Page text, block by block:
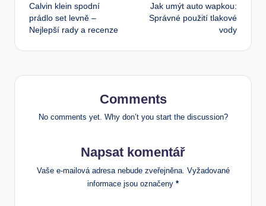
navigation
Calvin klein spodní
prádlo set levně –
Nejlepší rady a recenze
Jak umýt auto wapkou:
Správné použití tlakové
vody
Comments
No comments yet. Why don’t you start the discussion?
Napsat komentář
Vaše e-mailová adresa nebude zveřejněna. Vyžadované
informace jsou označeny *